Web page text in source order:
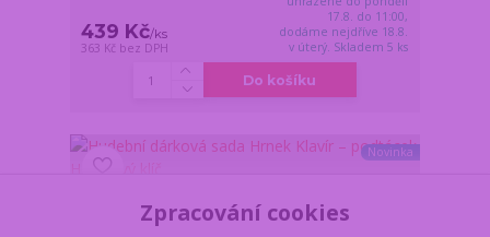
439 Kč/ks
363 Kč bez DPH
17.8. do 11:00,
dodáme nejdříve 18.8.
v úterý. Skladem 5 ks
Do košíku
Novinka
Zpracování cookies